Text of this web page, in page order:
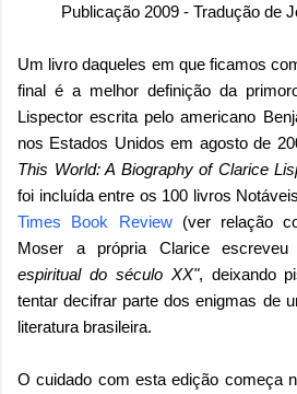
Publicação 2009 - Tradução de
Um livro daqueles em que ficamos
final é a melhor definição da
Lispector escrita pelo americano
nos Estados Unidos em agosto de
This World: A Biography of Clarice
foi incluída entre os 100 livros
Times Book Review(ver relação
Moser a própria Clarice escreveu
espiritual do século XX", deixando
tentar decifrar parte dos enigmas de
literatura brasileira.
O cuidado com esta edição começa